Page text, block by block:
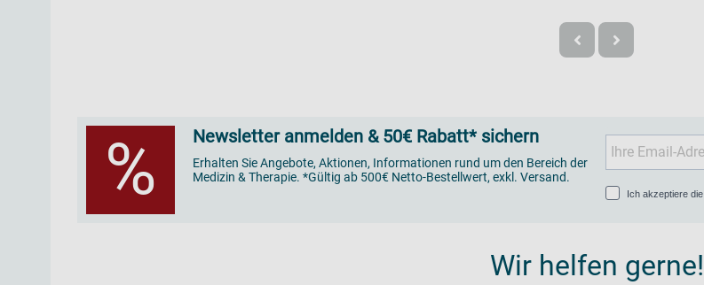
% Newsletter anmelden & 50€ Rabatt* sichern
Erhalten Sie Angebote, Aktionen, Informationen rund um den Bereich der
Medizin & Therapie. *Gültig ab 500€ Netto-Bestellwert, exkl. Versand.
Ich akzeptiere die
Wir helfen gerne!